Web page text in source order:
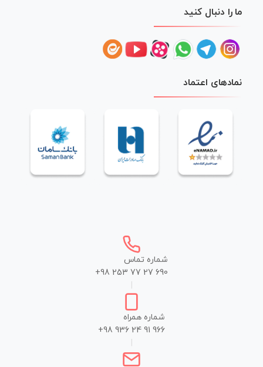
ما را دنبال کنید
نمادهای اعتماد
شماره تماس
+98 253 77 27 690
شماره همراه
+98 936 24 91 966